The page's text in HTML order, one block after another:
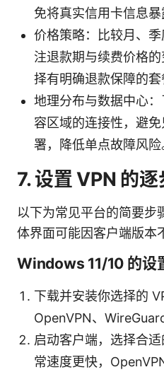
免将真实信用卡信息暴
价格策略：比较月、
注退款期与续费价格
择有明确退款保障的套
地理分布与数据中心
容区域的连接性，避
署，降低单点故障风险
7. 设置 VPN 的
以下为常见平台的简要步
体界面可能因客户端版本
Windows 11/10 的设
下载并安装你选择的
OpenVPN、
启动客户端，选择合
常速度更快，